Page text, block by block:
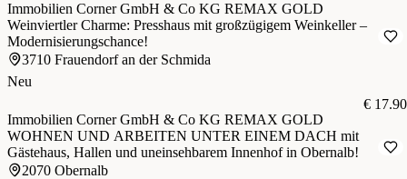
Immobilien Corner GmbH & Co KG REMAX GOLD
Weinviertler Charme: Presshaus mit großzügigem Weinkeller –
Modernisierungschance!
3710 Frauendorf an der Schmida
Neu
€
Immobilien Corner GmbH & Co KG REMAX GOLD
WOHNEN UND ARBEITEN UNTER EINEM DACH mit
Gästehaus, Hallen und uneinsehbarem Innenhof in Obernalb!
2070 Obernalb